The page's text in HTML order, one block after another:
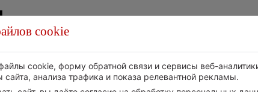
cookie
cookie, форму обратной связи и сервисы веб-
сайта, анализа трафика и показа релевантной рекламы.